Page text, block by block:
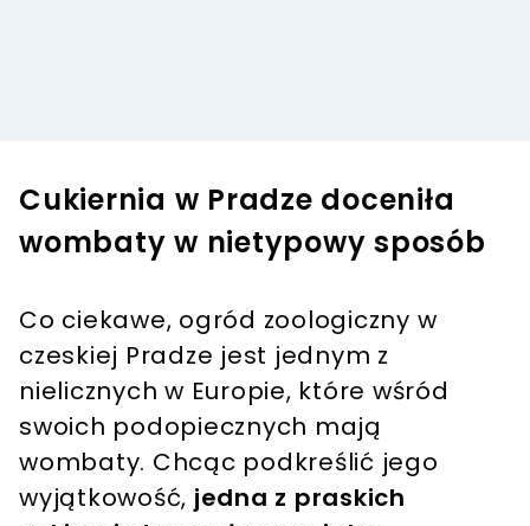
Cukiernia w Pradze doceniła
wombaty w nietypowy sposób
Co ciekawe, ogród zoologiczny w
czeskiej Pradze jest jednym z
nielicznych w Europie, które wśród
swoich podopiecznych mają
wombaty. Chcąc podkreślić jego
wyjątkowość, jedna z praskich